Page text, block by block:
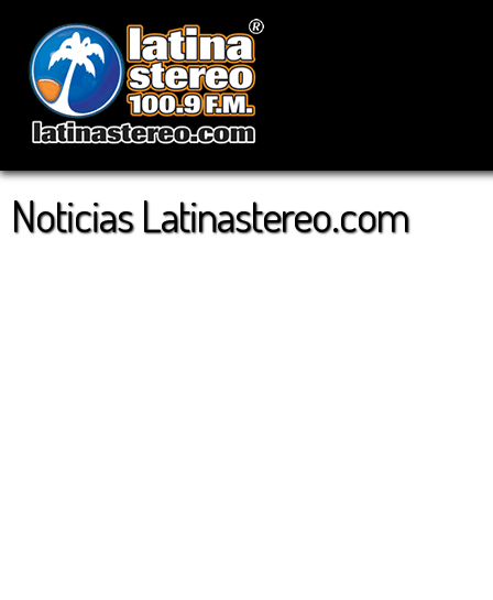
Noticias Latinastereo.com